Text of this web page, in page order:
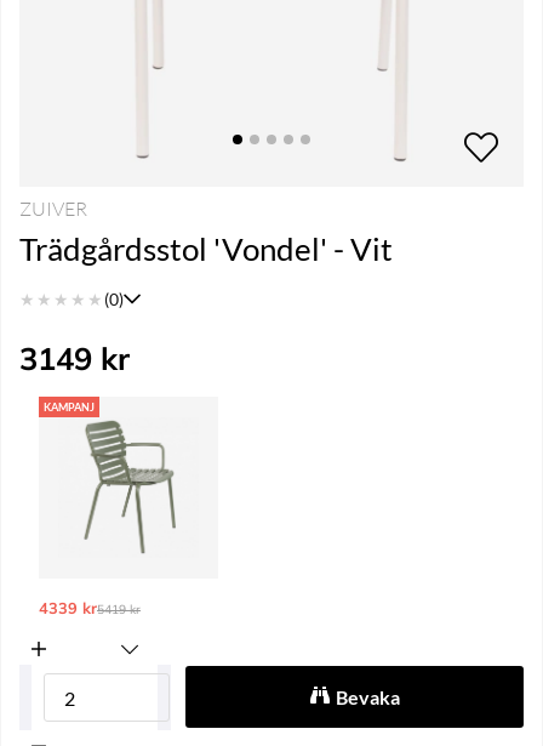
ZUIVER
Trädgårdsstol 'Vondel' - Vit
★ ★ ★ ★ ★ (0)
3149 kr
KAMPANJ
4339 krOrdinarie pris:
5419 kr
Bevaka